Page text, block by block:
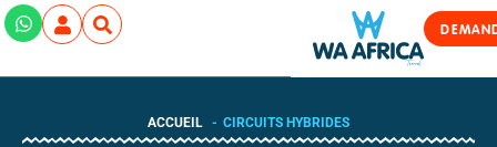
ACCUEIL CIRCUITS HYBRIDES